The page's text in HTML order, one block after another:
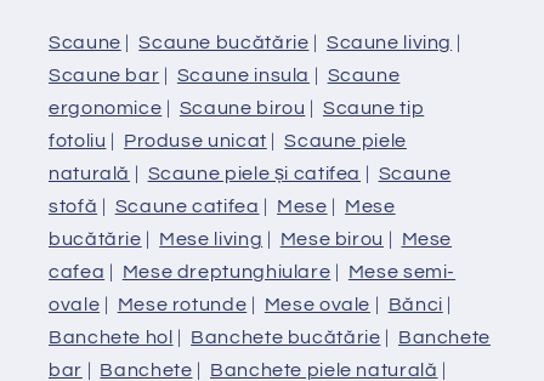
Scaune |Scaune bucătărie | Scaune living |
Scaune bar | Scaune insula | Scaune
ergonomice | Scaune birou | Scaune tip
fotoliu | Produse unicat |Scaune piele
naturală | Scaune piele și catifea | Scaune
stofă | Scaune catifea | Mese | Mese
bucătărie | Mese living | Mese birou | Mese
cafea | Mese dreptunghiulare | Mese semi-
ovale | Mese rotunde | Mese ovale | Bănci |
Banchete hol | Banchete bucătărie | Banchete
bar | Banchete | Banchete piele naturală |